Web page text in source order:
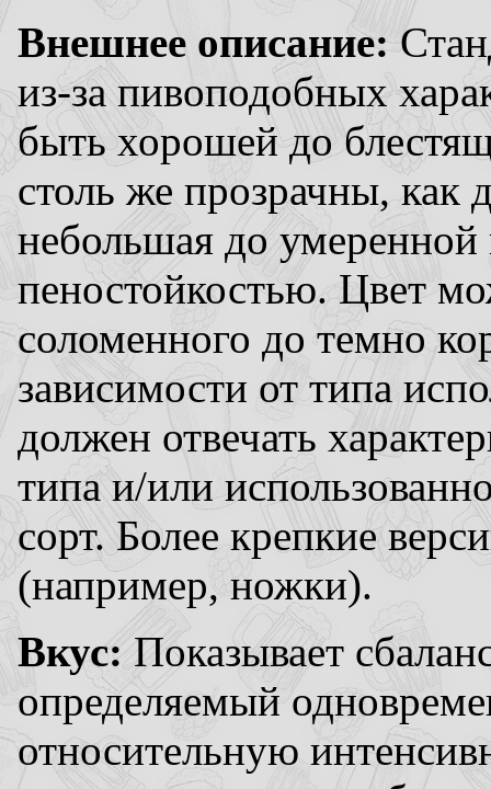
Внешнее описание:
из-за пивоподобных
быть хорошей до
столь же прозрачны, как
небольшая до
пеностойкостью. Цвет
соломенного до темно
зависимости от типа
должен отвечать
типа и/или
сорт. Более крепкие
(например, ножки).
Вкус:Показывает
определяемый
относительную